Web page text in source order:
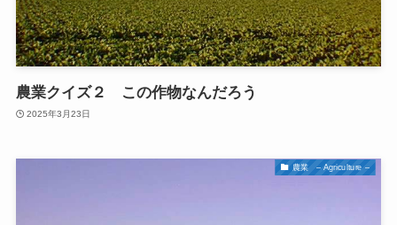
農業クイズ２ この作物なんだろう
2025年3月23日
農業 – Agriculture –